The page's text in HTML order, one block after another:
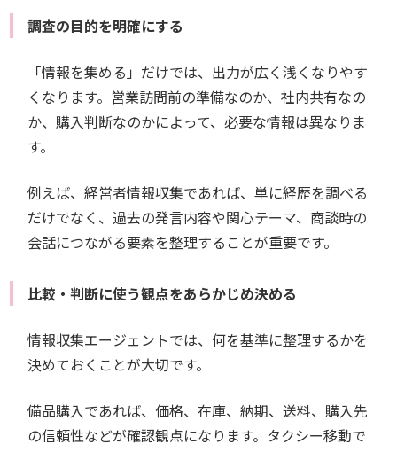
調査の目的を明確にする
「情報を集める」だけでは、出力が広く浅くなりやす
くなります。営業訪問前の準備なのか、社内共有なの
か、購入判断なのかによって、必要な情報は異なりま
す。
例えば、経営者情報収集であれば、単に経歴を調べる
だけでなく、過去の発言内容や関心テーマ、商談時の
会話につながる要素を整理することが重要です。
比較・判断に使う観点をあらかじめ決める
情報収集エージェントでは、何を基準に整理するかを
決めておくことが大切です。
備品購入であれば、価格、在庫、納期、送料、購入先
の信頼性などが確認観点になります。タクシー移動で